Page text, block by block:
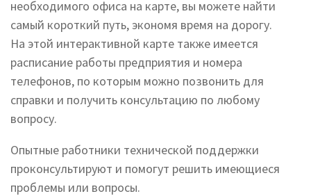
необходимого офиса на карте, вы можете найти
самый короткий путь, экономя время на дорогу.
На этой интерактивной карте также имеется
расписание работы предприятия и номера
телефонов, по которым можно позвонить для
справки и получить консультацию по любому
вопросу.
Опытные работники технической поддержки
проконсультируют и помогут решить имеющиеся
проблемы или вопросы.